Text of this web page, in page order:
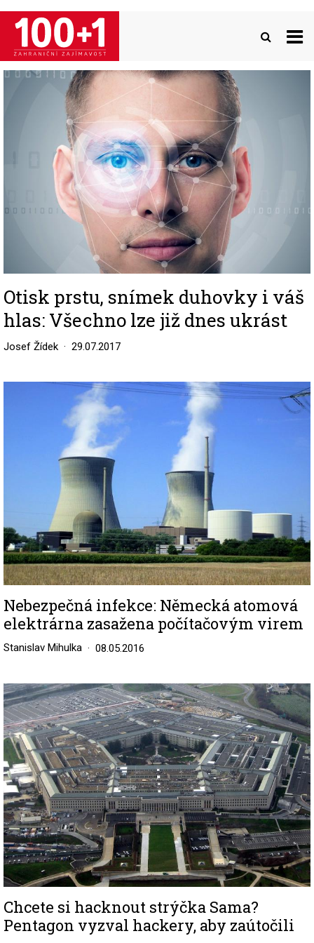
Přejít
hlavnímu
obsahu
Image
Otisk prstu, snímek duhovky i váš
hlas: Všechno lze již dnes ukrást
Josef Žídek 29.07.2017
Nebezpečná infekce: Německá atomová
elektrárna zasažena počítačovým virem
Stanislav Mihulka 08.05.2016
Image
Chcete si hacknout strýčka Sama?
Pentagon vyzval hackery, aby zaútočili